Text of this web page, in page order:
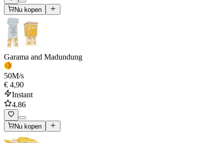
Nu kopen
Garama and Madundung
50M/s
€ 4,90
Instant
4.86
Nu kopen